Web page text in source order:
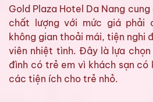
Gold Plaza Hotel Da Nang
chất lượng với mức giá phải
không gian thoải mái, tiện nghi
viên nhiệt tình. Đây là lựa
đình có trẻ em vì khách sạn có
các tiện ích cho trẻ nhỏ.